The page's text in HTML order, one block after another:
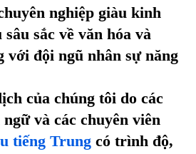
nghiệp giàu kinh
sắc về văn hóa và
với đội ngũ nhân sự năng
của chúng tôi do các
và các chuyên viên
tiếng Trung có trình độ,